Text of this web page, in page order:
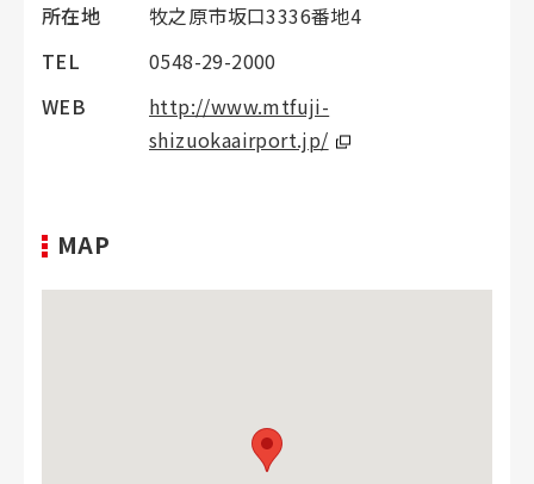
所在地
牧之原市坂口3336番地4
TEL
0548-29-2000
WEB
http://www.mtfuji-
shizuokaairport.jp/
MAP